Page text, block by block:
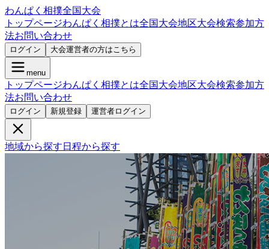
わんぱく相撲全国大会
トップページわんぱく相撲とは全国大会地区大会検索参加方
法お問い合わせ
ログイン 大会運営者の方はこちら
menu
トップページわんぱく相撲とは全国大会地区大会検索参加方
法お問い合わせ
ログイン 新規登録 運営者ログイン
地域から探す 日程から探す